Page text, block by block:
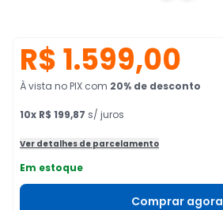
R$ 1.599,00
À vista no PIX com 20% de desconto
10x R$ 199,87 s/ juros
Ver detalhes de parcelamento
Em estoque
Comprar agora